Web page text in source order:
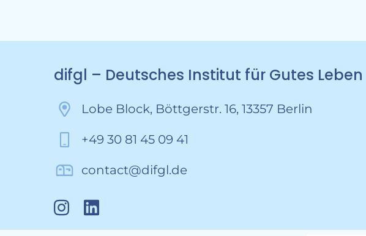
difgl – Deutsches Institut für Gutes Leben
Lobe Block, Böttgerstr. 16, 13357 Berlin
+49 30 81 45 09 41
contact@difgl.de